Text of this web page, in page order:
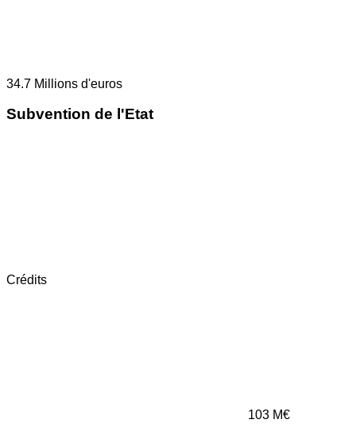
34.7 Millions d'euros
Subvention de l'Etat
Crédits
103 M€